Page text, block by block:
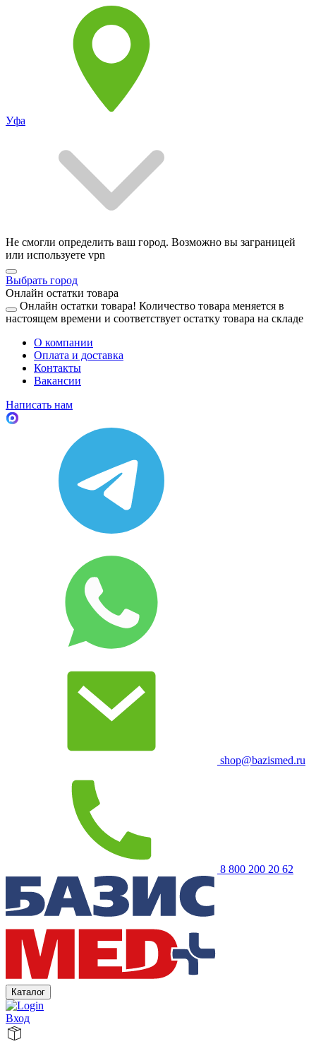
Уфа
Не смогли определить ваш город. Возможно вы заграницей
или используете vpn
Выбрать город
Онлайн остатки товара
Онлайн остатки товара! Количество товара меняется в
настоящем времени и соответствует остатку товара на складе
О компании
Оплата и доставка
Контакты
Вакансии
Написать нам
shop@bazismed.ru
8 800 200 20 62
Каталог
Вход